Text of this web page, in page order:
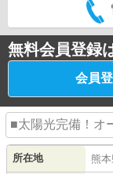
無料会員登録
会員
■太陽光完備！オ
所在地 熊本